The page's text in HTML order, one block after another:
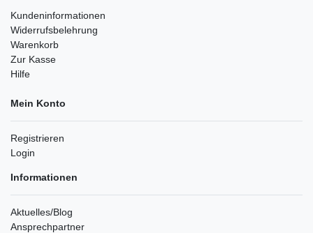
Kundeninformationen
Widerrufsbelehrung
Warenkorb
Zur Kasse
Hilfe
Mein Konto
Registrieren
Login
Informationen
Aktuelles/Blog
Ansprechpartner